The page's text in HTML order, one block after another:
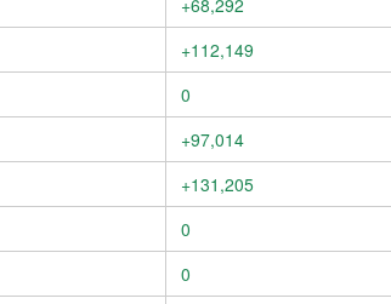
+112,149
0
+97,014
+131,205
0
0